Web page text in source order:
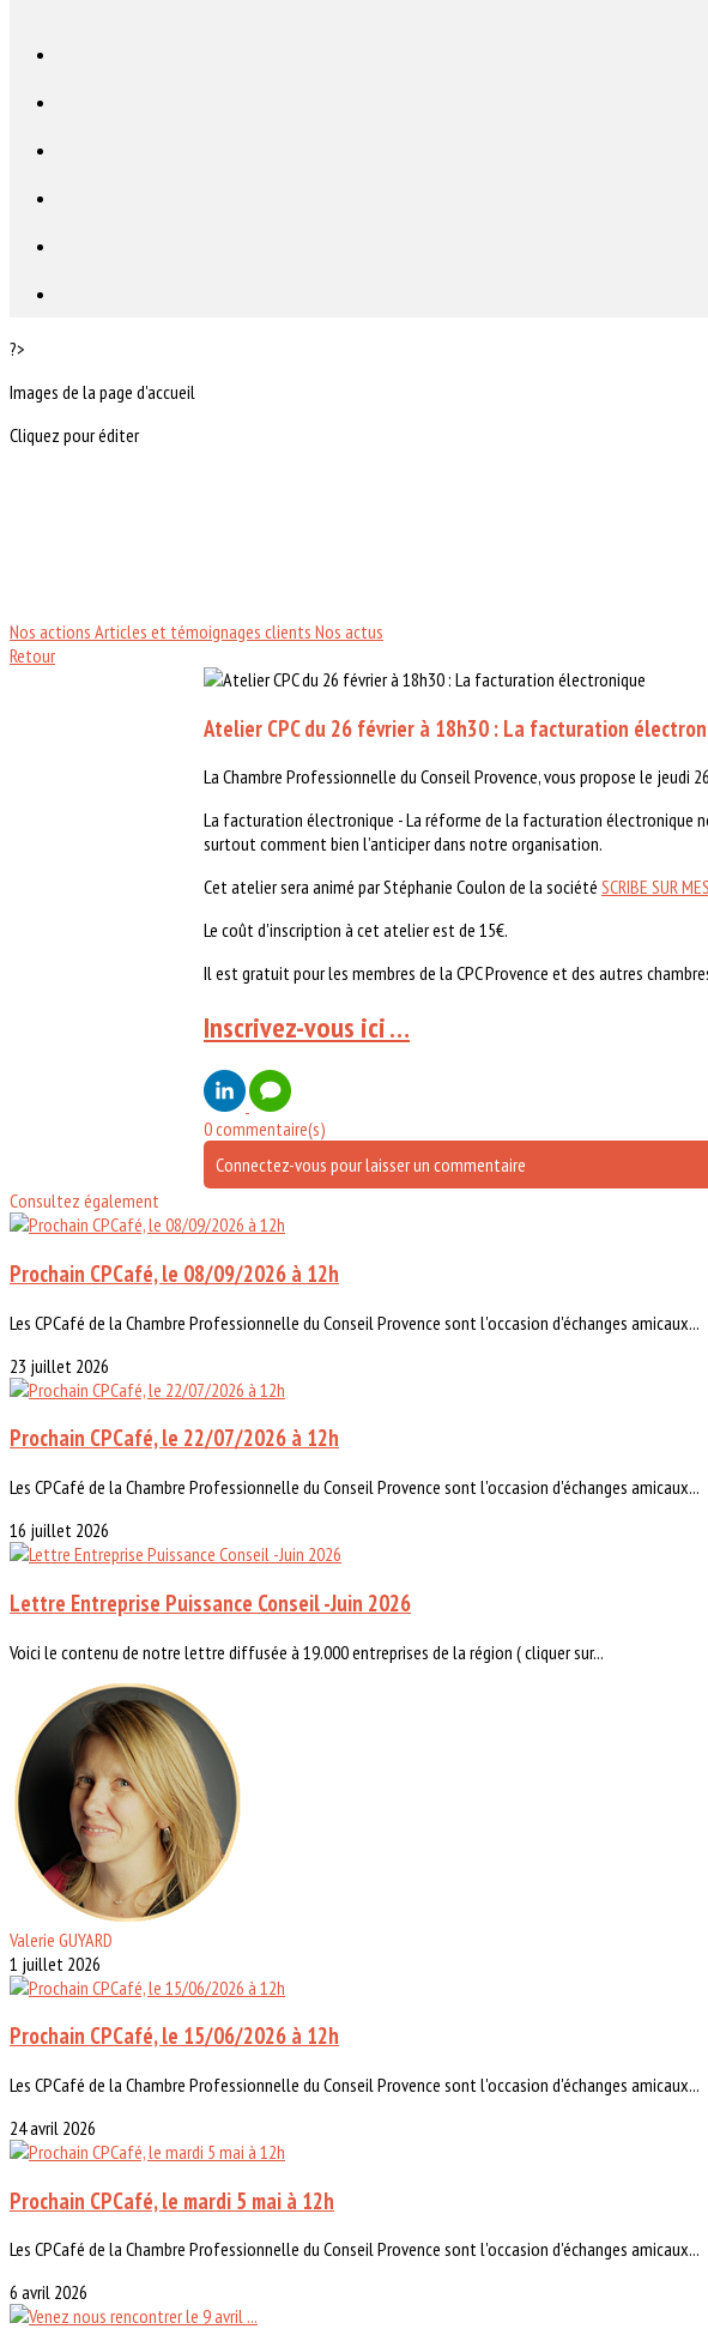
?>
Images de la page d'accueil
Cliquez pour éditer
Nos actions Articles et témoignages clients Nos actus
Retour
Atelier CPC du 26 février à 18h30 : La facturation
La Chambre Professionnelle du Conseil Provence, vous propose le jeudi
La facturation électronique - La réforme de la facturation électronique
surtout comment bien l’anticiper dans notre organisation.
Cet atelier sera animé par Stéphanie Coulon de la société SCRIBE SUR
Le coût d'inscription à cet atelier est de 15€.
Il est gratuit pour les membres de la CPC Provence et des autres
Inscrivez-vous ici …
0 commentaire(s)
Connectez-vous pour laisser un commentaire
Consultez également
Prochain CPCafé, le 08/09/2026 à 12h
Les CPCafé de la Chambre Professionnelle du Conseil Provence sont l'occasion d'échanges amicaux...
23 juillet 2026
Prochain CPCafé, le 22/07/2026 à 12h
Les CPCafé de la Chambre Professionnelle du Conseil Provence sont l'occasion d'échanges amicaux...
16 juillet 2026
Lettre Entreprise Puissance Conseil -Juin 2026
Voici le contenu de notre lettre diffusée à 19.000 entreprises de la région ( cliquer sur...
Valerie GUYARD
1 juillet 2026
Prochain CPCafé, le 15/06/2026 à 12h
Les CPCafé de la Chambre Professionnelle du Conseil Provence sont l'occasion d'échanges amicaux...
24 avril 2026
Prochain CPCafé, le mardi 5 mai à 12h
Les CPCafé de la Chambre Professionnelle du Conseil Provence sont l'occasion d'échanges amicaux...
6 avril 2026